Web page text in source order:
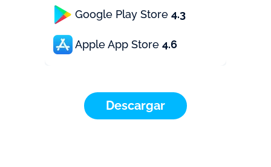
Google Play Store 4.3
Apple App Store 4.6
Descargar